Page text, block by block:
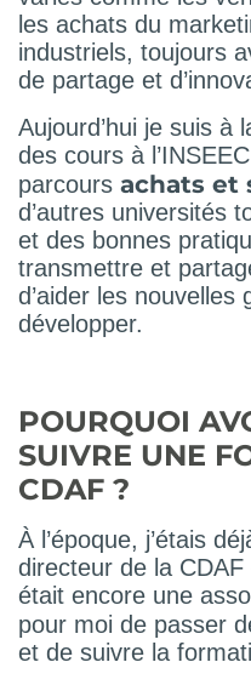
les achats du
industriels, toujours
de partage et
Aujourd’hui je suis à
des cours à
parcours achats et
d’autres universités
et des bonnes
transmettre et
d’aider les nouvelles
développer.
POURQUOI
SUIVRE UNE
CDAF ?
À l’époque, j’étais
directeur de la
était encore une
pour moi de passer
et de suivre la